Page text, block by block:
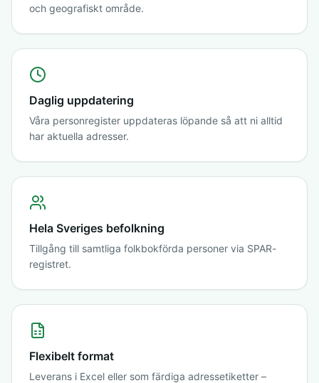
och geografiskt område.
Daglig uppdatering
Våra personregister uppdateras löpande så att ni alltid
har aktuella adresser.
Hela Sveriges befolkning
Tillgång till samtliga folkbokförda personer via SPAR-
registret.
Flexibelt format
Leverans i Excel eller som färdiga adressetiketter –